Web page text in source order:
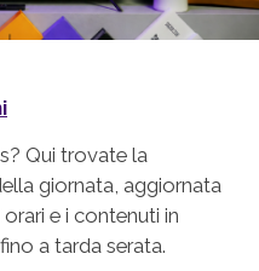
Qui trovate la
giornata, aggiornata
e i contenuti in
a tarda serata.